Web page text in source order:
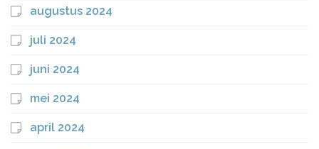
augustus 2024
juli 2024
juni 2024
mei 2024
april 2024